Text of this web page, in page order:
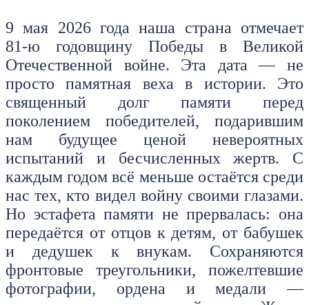
9 мая 2026 года наша страна отмечает
81‑ю годовщину Победы в Великой
Отечественной войне. Эта дата — не
просто памятная веха в истории. Это
священный долг памяти перед
поколением победителей, подарившим
нам будущее ценой невероятных
испытаний и бесчисленных жертв. С
каждым годом всё меньше остаётся среди
нас тех, кто видел войну своими глазами.
Но эстафета памяти не прервалась: она
передаётся от отцов к детям, от бабушек
и дедушек к внукам. Сохраняются
фронтовые треугольники, пожелтевшие
фотографии, ордена и медали —